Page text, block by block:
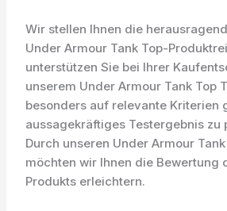
Wir stellen Ihnen die
Under Armour Tank Top-
unterstützen Sie bei Ihrer
unserem Under Armour Tank Top
besonders auf relevante Kriterien
aussagekräftiges Testergebnis zu
Durch unseren Under Armour
möchten wir Ihnen die Bewertung
Produkts erleichtern.